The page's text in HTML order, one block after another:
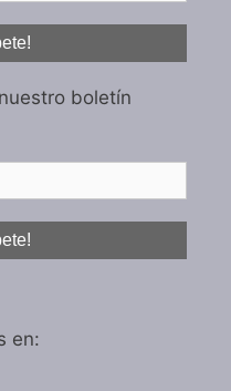
boletín
en: